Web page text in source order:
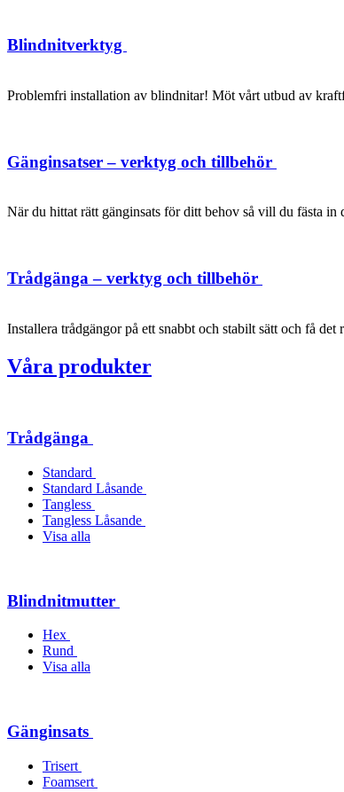
Blindnitverktyg
Problemfri installation av blindnitar! Möt vårt utbud av
Gänginsatser – verktyg och tillbehör
När du hittat rätt gänginsats för ditt behov så vill du fästa in
Trådgänga – verktyg och tillbehör
Installera trådgängor på ett snabbt och stabilt sätt och få det
Våra produkter
Trådgänga
Standard
Standard Låsande
Tangless
Tangless Låsande
Visa alla
Blindnitmutter
Hex
Rund
Visa alla
Gänginsats
Trisert
Foamsert